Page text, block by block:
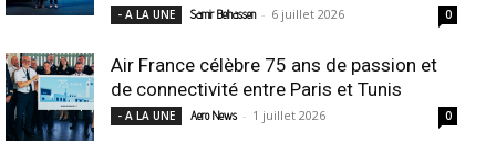
- A LA UNE Samir Belhassen - 6 juillet 2026 0
Air France célèbre 75 ans de passion et
de connectivité entre Paris et Tunis
- A LA UNE Aero News - 1 juillet 2026 0